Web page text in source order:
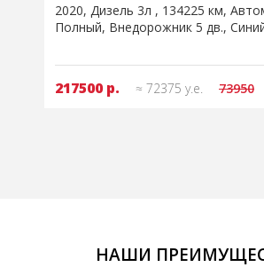
2020 Дизель 3л 134225 км
Полный Внедорожник 5 дв.
217500 р. ≈ 72375 у.е. 73950
НАШИ